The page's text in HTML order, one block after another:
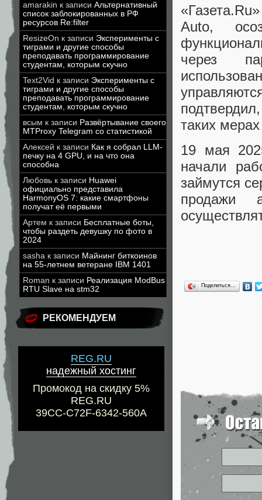
amarakin к записи Альтернативный
список заблокированных в РФ
ресурсов Re:filter
ResizeOn к записи Эксперименты с
тиграми и другие способы
преподавать программирование
студентам, которым скучно
Text2Vid к записи Эксперименты с
тиграми и другие способы
преподавать программирование
студентам, которым скучно
всым к записи Развёртывание своего
MTProxy Telegram со статистикой
Алексей к записи Как я собрал LLM-
печку на 4 GPU, и на что она
способна
Любовь к записи Huawei
официально представила
HarmonyOS 7: какие смартфоны
получат её первыми
Артем к записи Бесплатные боты,
чтобы раздеть девушку по фото в
2024
sasha к записи Майнинг биткоинов
на 55-летнем ветеране IBM 1401
Roman к записи Реализация ModBus
RTU Slave на stm32
РЕКОМЕНДУЕМ
REG.RU
надежный хостинг
Промокод на скидку 5%
REG.RU
39CC-C72F-6342-560A
Auto,
через
таких
19 мая
начали
займутся
продажи
Поделиться…